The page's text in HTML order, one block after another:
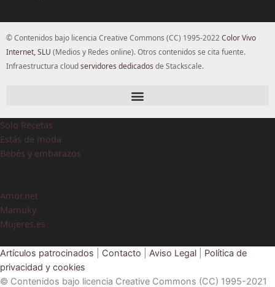
© Contenidos bajo licencia Creative Commons (CC) 1995-2022Color Vivo
Internet, SLU (Medios y Redes online). Otros contenidos se cita fuente.
Infraestructura cloudservidores dedicados de Stackscale.
Solo Recetas
Estás de moda
Bebés y embarazos
Amor.net
Mamuky
Mujeres.es
Artículos patrocinados Contacto Aviso Legal
Política de
privacidad y cookies
© Contenidos bajo licencia Creative Commons (CC) 1995-2021